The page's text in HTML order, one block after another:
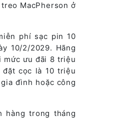
MacPherson ở
phí sạc pin 10
10/2/2029. Hãng
mức ưu đãi 8 triệu
đặt cọc là 10 triệu
đình hoặc công
hàng trong tháng